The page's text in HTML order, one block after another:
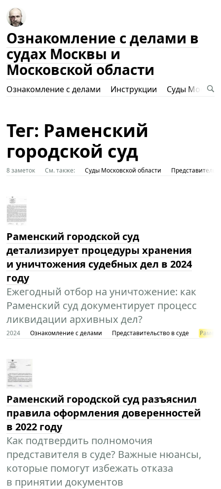
Ознакомление с делами в
судах Москвы и
Московской области
Ознакомление с делами Инструкции Суды Москвы
Тег: Раменский
городской суд
8 заметок См. также: Суды Московской области
Раменский городской суд
детализирует процедуры хранения
и уничтожения судебных дел в 2024
году
Ежегодный отбор на уничтожение: как
Раменский суд документирует процесс
ликвидации архивных дел?
2024 Ознакомление с делами Представительство в суде
Раменский городской суд разъяснил
правила оформления доверенностей
в 2022 году
Как подтвердить полномочия
представителя в суде? Важные нюансы,
которые помогут избежать отказа
в принятии документов